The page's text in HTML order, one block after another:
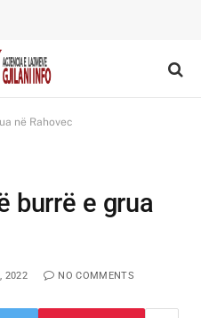
në Rahovec
burrë e grua
2022 NO COMMENTS